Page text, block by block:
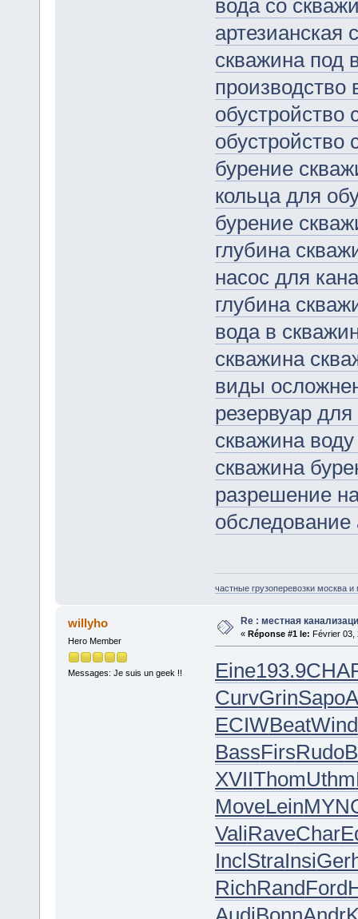
вода со
артезианская
скважина под
обустройство
бурение
кольца для
бурение
глубина
насос для
глубина
вода в
скважина
виды
резервуар
скважина
скважина
разрешение
обследование
частные грузоперевозки москва и
willyho
Hero Member
Messages: Je suis un geek !!
Re : местная
« Réponse #1 le: Février 03,
Eine193.9
CurvGrinSapo
ECIWBeatWind
BassFirsRudo
XVIIThomUthm
MoveLein
ValiRaveChar
InclStraInsi
RichRandFord